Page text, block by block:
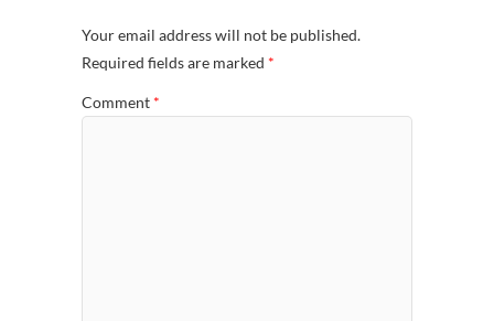
Your email address will not be published.
Required fields are marked *
Comment *